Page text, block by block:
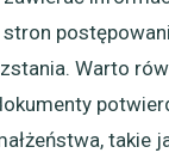
Warto
takie